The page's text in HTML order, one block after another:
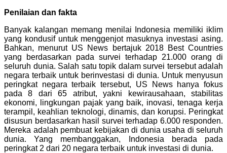
Penilaian dan fakta
Banyak kalangan memang menilai Indonesia memiliki iklim
yang kondusif untuk menggenjot masuknya investasi asing.
Bahkan, menurut US News bertajuk 2018 Best Countries
yang berdasarkan pada survei terhadap 21.000 orang di
seluruh dunia. Salah satu topik dalam survei tersebut adalah
negara terbaik untuk berinvestasi di dunia. Untuk menyusun
peringkat negara terbaik tersebut, US News hanya fokus
pada 8 dari 65 atribut, yakni kewirausahaan, stabilitas
ekonomi, lingkungan pajak yang baik, inovasi, tenaga kerja
terampil, keahlian teknologi, dinamis, dan korupsi. Peringkat
disusun berdasarkan hasil survei terhadap 6.000 responden.
Mereka adalah pembuat kebijakan di dunia usaha di seluruh
dunia. Yang membanggakan, Indonesia berada pada
peringkat 2 dari 20 negara terbaik untuk investasi di dunia.